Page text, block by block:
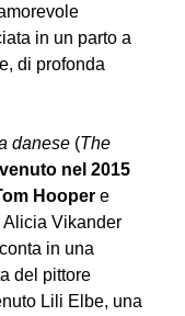
in un parto a
di profonda
danese (The
nel 2015
Hooper e
Alicia Vikander
in una
del pittore
Lili Elbe, una